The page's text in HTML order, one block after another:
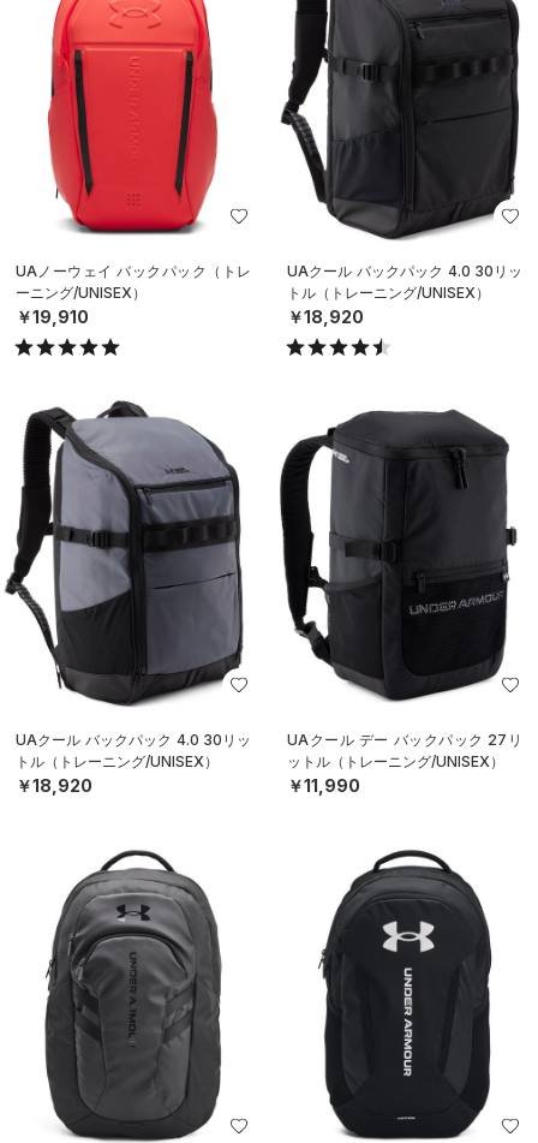
UAノーウェイ バックパック（トレ
ーニング/UNISEX）
￥19,910
UAクール バックパック 4.0 30リッ
トル（トレーニング/UNISEX）
￥18,920
UAクール バックパック 4.0 30リッ
トル（トレーニング/UNISEX）
￥18,920
UAクール デー バックパック 27リ
ットル（トレーニング/UNISEX）
￥11,990